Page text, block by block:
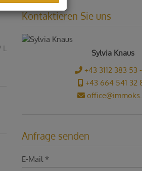
Kontaktieren Sie uns
Sylvia Knaus
+43 3112 383 53
+43 664 541 32
Anfrage senden
E-Mail